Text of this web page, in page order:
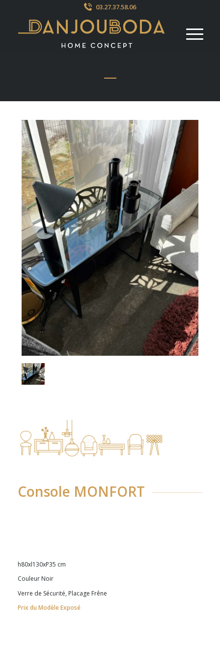
03.27.37.58.06
Console MONFORT
h80xl130xP35 cm
Couleur Noir
Verre de Sécurité, Placage Frêne
Prix du Modèle Exposé